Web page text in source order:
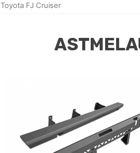
Toyota FJ Cruiser